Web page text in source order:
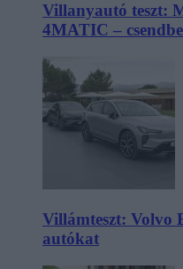
Villanyautó teszt:
4MATIC –
Villámteszt: Volvo
autókat